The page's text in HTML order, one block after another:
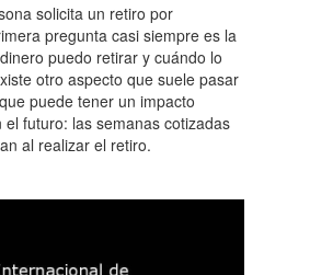
solicita un retiro por
pregunta casi siempre es la
puedo retirar y cuándo lo
otro aspecto que suele pasar
puede tener un impacto
el futuro: las semanas cotizadas
al realizar el retiro.